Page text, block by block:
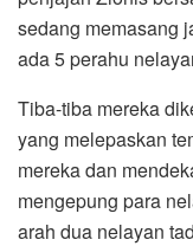
sedang memasang
ada 5 perahu
Tiba-tiba mereka
yang melepaskan
mereka dan
mengepung para
arah dua nelayan